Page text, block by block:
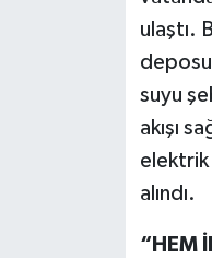
ulaştı.
suyu
akışı
elektrik
alındı.
“HEM